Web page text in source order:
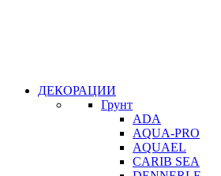
ДЕКОРАЦИИ
Грунт
ADA
AQUA-PRO
AQUAEL
CARIB SEA